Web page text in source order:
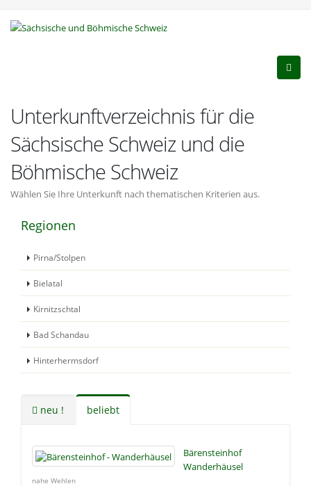
Unterkunftverzeichnis für die
Sächsische Schweiz und die
Böhmische Schweiz
Wählen Sie Ihre Unterkunft nach thematischen Kriterien aus.
Regionen
Pirna/Stolpen
Bielatal
Kirnitzschtal
Bad Schandau
Hinterhermsdorf
neu ! beliebt
Bärensteinhof
Wanderhäusel
nahe Wehlen